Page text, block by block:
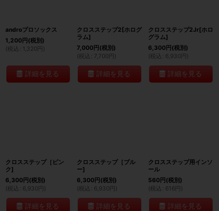
androプロソックス
1,200 円 (税別)
(税込 : 1,320 円 )
詳細を見る
クロスステップ2[ホログ
ラム]
7,000円 (税別)
(税込 : 7,700 円 )
詳細を見る
クロスステップ2Jr[ホロ
グラム]
6,300円 (税別)
(税込 : 6,930 円 )
詳細を見る
クロスステップ［ピン
ク]
6,300 円 (税別)
(税込 : 6,930 円 )
詳細を見る
クロスステップ［ブル
ー]
6,300円 (税別)
(税込 : 6,930 円 )
詳細を見る
クロスステップ用インソ
ール
560円 (税別)
(税込 : 616 円 )
詳細を見る